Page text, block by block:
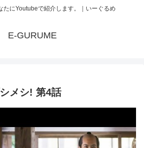
たにYoutubeで紹介します。｜いーぐるめ
E-GURUME
メシ! 第4話